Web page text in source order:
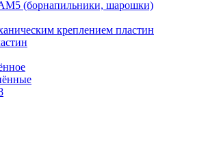
(борнапильники, шарошки)
креплением пластин